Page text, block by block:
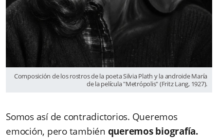
Composición de los rostros de la poeta Silvia Plath y la androide María
de la película "Metrópolis" (Fritz Lang, 1927).
Somos así de contradictorios. Queremos
emoción, pero también queremos biografía.